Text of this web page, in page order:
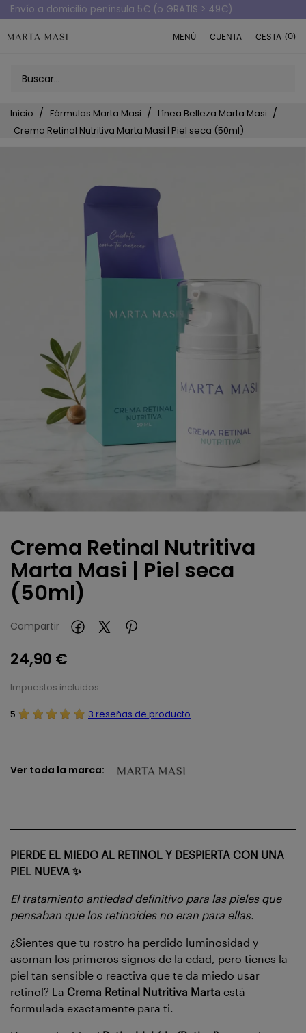
Envío a domicilio península 5€ (o GRATIS > 49€)
MENÚ CUENTA CESTA (0)
Inicio Fórmulas Marta Masi
Línea Belleza Marta Masi
Crema Retinal Nutritiva Marta Masi | Piel seca (50ml)
Crema Retinal Nutritiva
Marta Masi | Piel seca
(50ml)
Compartir
24,90 €
Impuestos incluidos
5 3 reseñas de producto
Ver toda la marca:
PIERDE EL MIEDO AL RETINOL Y DESPIERTA CON UNA
PIEL NUEVA ✨
El tratamiento antiedad definitivo para las pieles que
pensaban que los retinoides no eran para ellas.
¿Sientes que tu rostro ha perdido luminosidad y
asoman los primeros signos de la edad, pero tienes la
piel tan sensible o reactiva que te da miedo usar
retinol? La Crema Retinal Nutritiva Marta está
formulada exactamente para ti.